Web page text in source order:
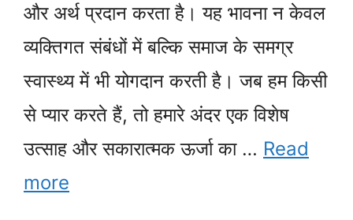
और अर्थ प्रदान करता है। यह भावना न केवल
व्यक्तिगत संबंधों में बल्कि समाज के समग्र
स्वास्थ्य में भी योगदान करती है। जब हम किसी
से प्यार करते हैं, तो हमारे अंदर एक विशेष
उत्साह और सकारात्मक ऊर्जा का … Read
more